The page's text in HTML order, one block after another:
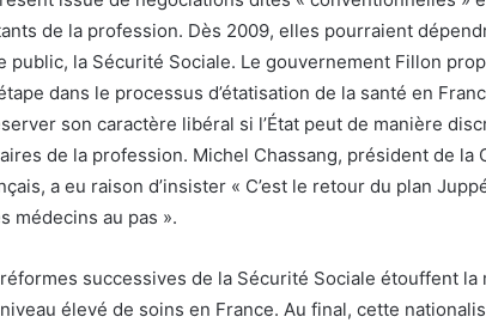
de la profession. Dès 2009, elles pourraient
public, la Sécurité Sociale. Le gouvernement Fillon
dans le processus d’étatisation de la santé en
son caractère libéral si l’État peut de manière
de la profession. Michel Chassang, président de la
a eu raison d’insister « C’est le retour du plan
médecins au pas ».
successives de la Sécurité Sociale étouffent la
élevé de soins en France. Au final, cette